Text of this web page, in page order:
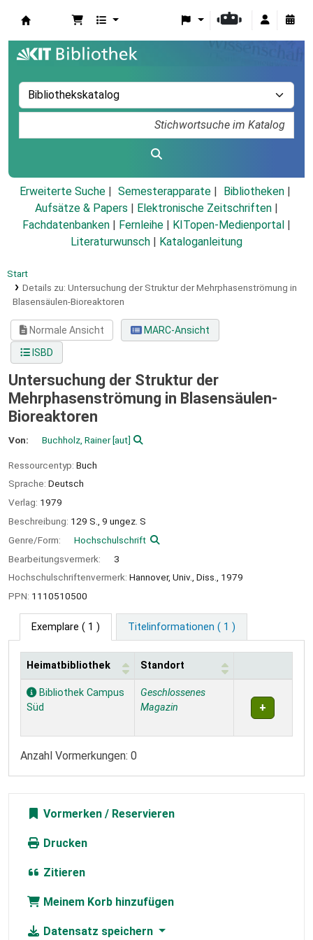
Erweiterte Suche Semesterapparate
Bibliotheken
Aufsätze & Papers
Elektronische Zeitschriften
Fachdatenbanken
Fernleihe KITopen-Medienportal
Literaturwunsch
Kataloganleitung
Start
Details zu: Untersuchung der Struktur der Mehrphasenströmung in
Blasensäulen-Bioreaktoren
Normale Ansicht
MARC-Ansicht
ISBD
Untersuchung der Struktur der
Mehrphasenströmung in Blasensäulen-
Bioreaktoren
Von: Buchholz, Rainer[aut]
Ressourcentyp: Buch
Sprache: Deutsch
Verlag: 1979
Beschreibung: 129 S., 9 ungez. S
Genre/Form:
Hochschulschrift
Bearbeitungsvermerk:
3
Hochschulschriftenvermerk: Hannover, Univ., Diss., 1979
PPN: 1110510500
Exemplare ( 1 ) Titelinformationen ( 1 )
Exemplare
Heimatbibliothek Standort
Bibliothek Campus
Süd
Geschlossenes
Magazin
Anzahl Vormerkungen: 0
Vormerken
Drucken
Zitieren
Meinem Korb hinzufügen
Datensatz speichern